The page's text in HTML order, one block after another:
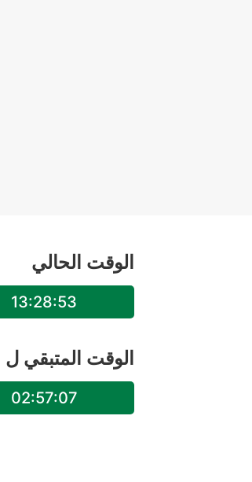
الوقت الحالي
13:28:53
الوقت المتبقي ل
02:57:07